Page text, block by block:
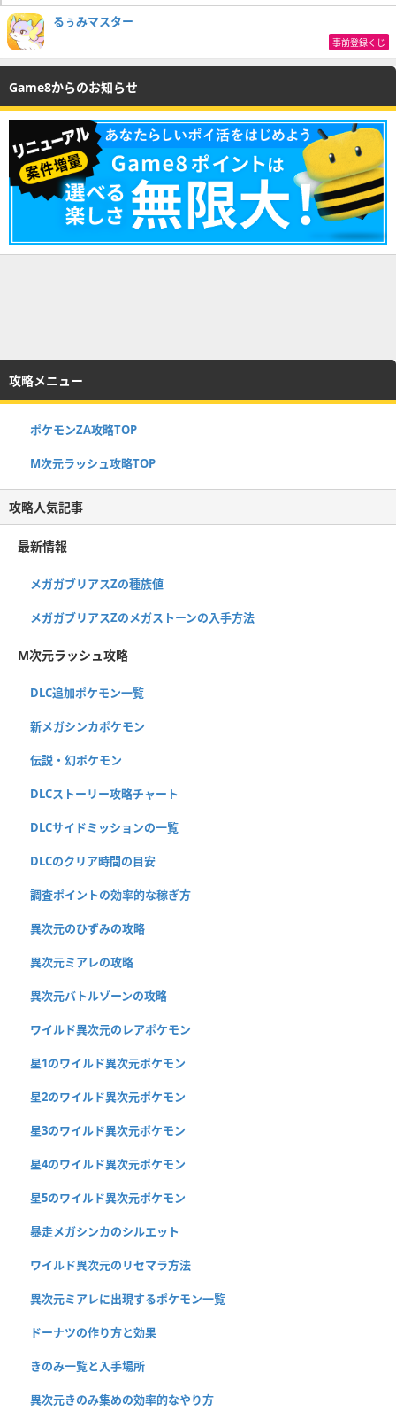
るぅみマスター
事前登録くじ
Game8からのお知らせ
攻略メニュー
ポケモンZA攻略TOP
M次元ラッシュ攻略TOP
攻略人気記事
最新情報
メガガブリアスZの種族値
メガガブリアスZのメガストーンの入手方法
M次元ラッシュ攻略
DLC追加ポケモン一覧
新メガシンカポケモン
伝説・幻ポケモン
DLCストーリー攻略チャート
DLCサイドミッションの一覧
DLCのクリア時間の目安
調査ポイントの効率的な稼ぎ方
異次元のひずみの攻略
異次元ミアレの攻略
異次元バトルゾーンの攻略
ワイルド異次元のレアポケモン
星1のワイルド異次元ポケモン
星2のワイルド異次元ポケモン
星3のワイルド異次元ポケモン
星4のワイルド異次元ポケモン
星5のワイルド異次元ポケモン
暴走メガシンカのシルエット
ワイルド異次元のリセマラ方法
異次元ミアレに出現するポケモン一覧
ドーナツの作り方と効果
きのみ一覧と入手場所
異次元きのみ集めの効率的なやり方